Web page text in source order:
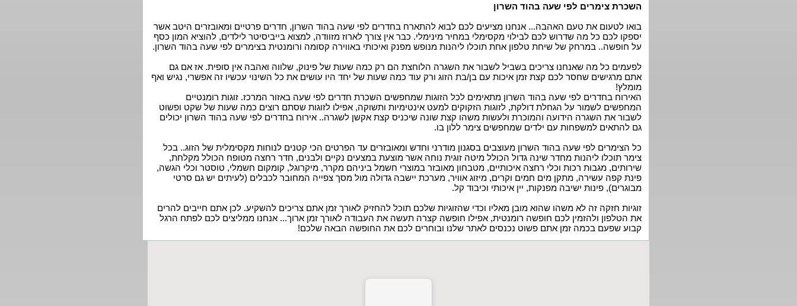
השכרת צימרים לפי שעה בהוד השרון
בואו לטעום את טעם האהבה... אנחנו מציעים לכם לבוא להתארח בחדרים לפי שעה בהוד השרון, חדרים פרטיים ומאובזרים היטב אשר
יספקו לכם כל מה שדרוש לכם לבילוי מקסימלי במחיר מינימלי. כבר אין צורך לארוז מזוודה, למצוא בייביסיטר לילדים, להוציא המון כסף
על חופשה.. במרחק של שיחת טלפון אחת תוכלו ליהנות מנופש מפנק ואיכותי באווירה קסומה ורומנטית בצימרים לפי שעה בהוד השרון.
לפעמים כל מה שאנחנו צריכים בשביל לשבור את השגרה הלוחצת הם רק כמה שעות של פינוק, שלווה ואהבה אין סופית. אז אם גם
אתם מרגישים שחסר לכם קצת זמן איכות עם בן/בת הזוג ורק עוד כמה שעות של יחד היו עושים את כל השינוי עכשיו זה אפשרי, נגיש ואף
מומלץ!
האירוח בחדרים לפי שעה בהוד השרון מתאימים לכל הזוגות שמחפשים השכרת חדרים לפי שעה באזור המרכז. זוגות רומנטיים
המחפשים לשמור על הגחלת דולקת, לזוגות הזקוקים למעט אינטימיות ותשוקה, אפילו לזוגות שסתם רוצים כמה שעות של שקט ופשוט
לשבור את השגרה הידועה והמוכרת ולעשות משהו קצת שונה שיכניס קצת אקשן לשגרה.. אירוח בחדרים לפי שעה בהוד השרון יכולים
גם להתאים למשפחות עם ילדים שמחפשים צימר ללון בו.
כל הצימרים לפי שעה בהוד השרון מעוצבים בסגנון מודרני וחדש ומאובזרים עד הפרטים הכי קטנים לנוחות מקסימלית של הזוג.. בכל
צימר תוכלו ליהנות מחדר שינה גדול הכולל מיטה זוגית נוחה אשר מוצעת במצעים נקיים ולבנים, חדר רחצה מטופח הכולל מקלחת,
שירותים, מגבות רכות וכלי רחצה איכותיים, מטבחון מאובזר במוצרי חשמל ביניהם מקרר, מיקרוגל, קומקום חשמלי, טוסטר וכלי הגשה,
פינת קפה עשירה, מתקן מים חמים וקרים, מיזוג אוויר, מערכת יישבה גדולה מול מסך צפייה המחובר לכבלים (לעיתים יש גם סרטי
מבוגרים), פינות ישיבה מפנקות, יין איכותי וכיבוד קל.
זוגיות חזקה זה לא משהו שהוא מובן מאליו וכדי שהזוגיות שלכם תוכל להחזיק לאורך זמן אתם צריכים להשקיע. לכן אתם חייבים להרים
את הטלפון ולהזמין לכם חופשה רומנטית, אפילו חופשה קצרה תעשה את העבודה לאורך זמן ארוך... אנחנו ממליצים לכם לפתח הרגל
קבוע שפעם בכמה זמן אתם פשוט נכנסים לאתר שלנו ובוחרים לכם את החופשה הבאה שלכם!